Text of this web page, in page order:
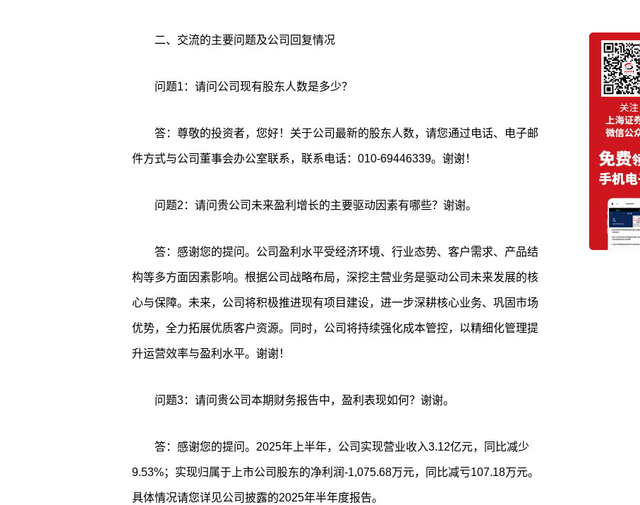
二、交流的主要问题及公司回复情况
问题1：请问公司现有股东人数是多少？
答：尊敬的投资者，您好！关于公司最新的股东人数，请您通过电话、电子邮
件方式与公司董事会办公室联系，联系电话：010-69446339。谢谢！
问题2：请问贵公司未来盈利增长的主要驱动因素有哪些？谢谢。
答：感谢您的提问。公司盈利水平受经济环境、行业态势、客户需求、产品结
构等多方面因素影响。根据公司战略布局，深挖主营业务是驱动公司未来发展的核
心与保障。未来，公司将积极推进现有项目建设，进一步深耕核心业务、巩固市场
优势，全力拓展优质客户资源。同时，公司将持续强化成本管控，以精细化管理提
升运营效率与盈利水平。谢谢！
问题3：请问贵公司本期财务报告中，盈利表现如何？谢谢。
答：感谢您的提问。2025年上半年，公司实现营业收入3.12亿元，同比减少
9.53%；实现归属于上市公司股东的净利润-1,075.68万元，同比减亏107.18万元。
具体情况请您详见公司披露的2025年半年度报告。